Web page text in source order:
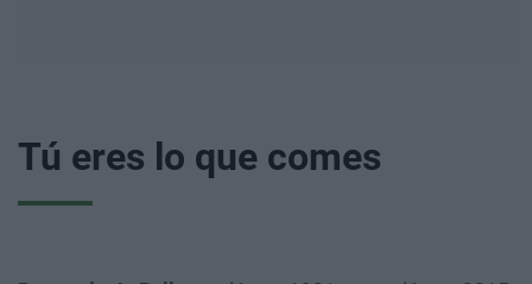
Tú eres lo que comes